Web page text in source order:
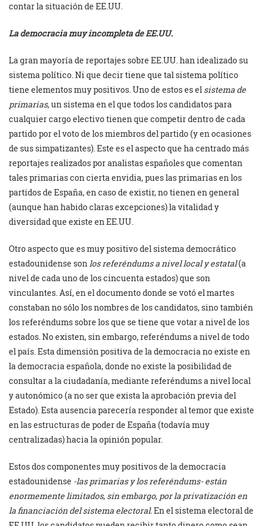
contar la situación de EE.UU.
La democracia muy incompleta de EE.UU.
La gran mayoría de reportajes sobre EE.UU. han idealizado su
sistema político. Ni que decir tiene que tal sistema político
tiene elementos muy positivos. Uno de estos es el sistema de
primarias, un sistema en el que todos los candidatos para
cualquier cargo electivo tienen que competir dentro de cada
partido por el voto de los miembros del partido (y en ocasiones
de sus simpatizantes). Este es el aspecto que ha centrado más
reportajes realizados por analistas españoles que comentan
tales primarias con cierta envidia, pues las primarias en los
partidos de España, en caso de existir, no tienen en general
(aunque han habido claras excepciones) la vitalidad y
diversidad que existe en EE.UU.
Otro aspecto que es muy positivo del sistema democrático
estadounidense son los referéndums a nivel local y estatal(a
nivel de cada uno de los cincuenta estados) que son
vinculantes. Así, en el documento donde se votó el martes
constaban no sólo los nombres de los candidatos, sino también
los referéndums sobre los que se tiene que votar a nivel de los
estados. No existen, sin embargo, referéndums a nivel de todo
el país. Esta dimensión positiva de la democracia no existe en
la democracia española, donde no existe la posibilidad de
consultar a la ciudadanía, mediante referéndums a nivel local
y autonómico (a no ser que exista la aprobación previa del
Estado). Esta ausencia parecería responder al temor que existe
en las estructuras de poder de España (todavía muy
centralizadas) hacia la opinión popular.
Estos dos componentes muy positivos de la democracia
estadounidense -las primarias y los referéndums- están
enormemente limitados, sin embargo, por la privatización en
la financiación del sistema electoral.En el sistema electoral de